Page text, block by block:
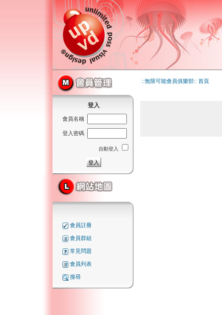
登入
會員名稱
登入密碼
自動登入
會員註冊
會員群組
常見問題
會員列表
搜尋
::無限可能會員俱樂部:: 首頁